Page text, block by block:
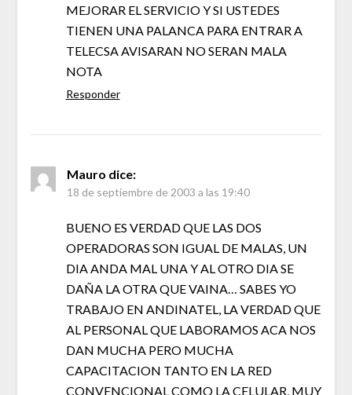
MEJORAR EL SERVICIO Y SI USTEDES
TIENEN UNA PALANCA PARA ENTRAR A
TELECSA AVISARAN NO SERAN MALA
NOTA
Responder
Mauro dice:
18 de septiembre de 2003 a las 19:40
BUENO ES VERDAD QUE LAS DOS
OPERADORAS SON IGUAL DE MALAS, UN
DIA ANDA MAL UNA Y AL OTRO DIA SE
DAÑA LA OTRA QUE VAINA… SABES YO
TRABAJO EN ANDINATEL, LA VERDAD QUE
AL PERSONAL QUE LABORAMOS ACA NOS
DAN MUCHA PERO MUCHA
CAPACITACION TANTO EN LA RED
CONVENCIONAL COMO LA CELULAR, MUY